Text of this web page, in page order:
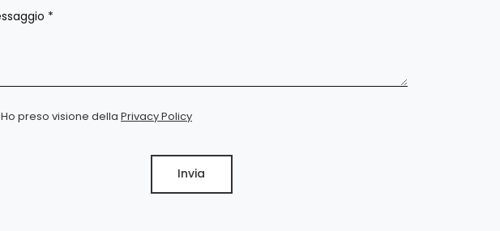
Ho preso visione della Privacy Policy
Invia